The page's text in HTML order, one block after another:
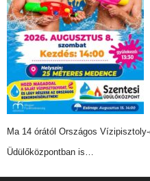
Ma 14 órától Országos
Üdülőközpontban is…